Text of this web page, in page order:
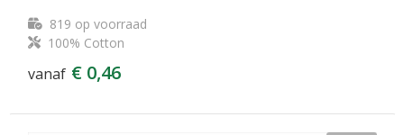
819 op voorraad
100% Cotton
vanaf € 0,46